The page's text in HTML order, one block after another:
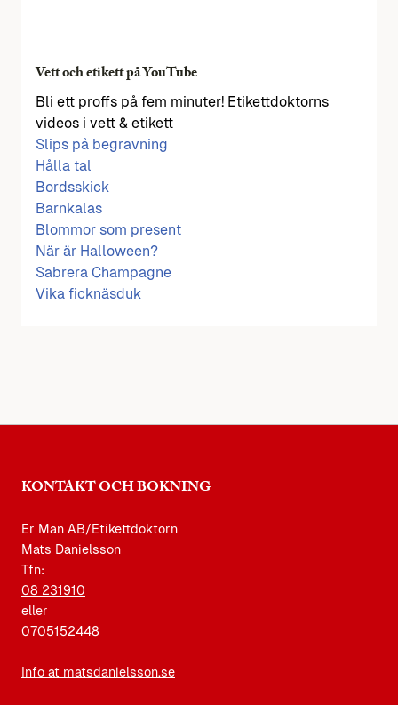
Vett och etikett på YouTube
Bli ett proffs på fem minuter! Etikettdoktorns
videos i vett & etikett
Slips på begravning
Hålla tal
Bordsskick
Barnkalas
Blommor som present
När är Halloween?
Sabrera Champagne
Vika ficknäsduk
KONTAKT OCH BOKNING
Er Man AB/Etikettdoktorn
Mats Danielsson
Tfn:
08 231910
eller
0705152448
Info at matsdanielsson.se